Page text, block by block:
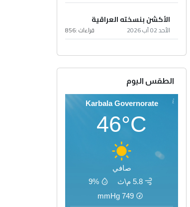
الأكشن بنسخته العراقية
الأحد 02 آب 2026 قراءات :856
الطقس اليوم
Karbala Governorate
46°C
صافي
5.8 م\ث
9%
749
mmHg